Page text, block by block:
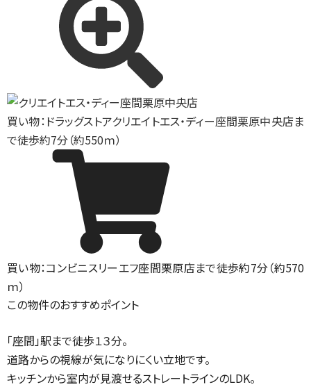
買い物：ドラッグストアクリエイトエス・ディー座間栗原中央店ま
で徒歩約7分（約550ｍ）
買い物：コンビニスリーエフ座間栗原店まで徒歩約7分（約570
ｍ）
この物件のおすすめポイント
「座間」駅まで徒歩１３分。
道路からの視線が気になりにくい立地です。
キッチンから室内が見渡せるストレートラインのLDK。